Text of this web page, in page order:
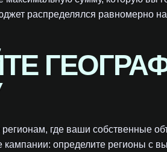
распределялся равномерно
регионам, где ваши собственные
определите регионы с